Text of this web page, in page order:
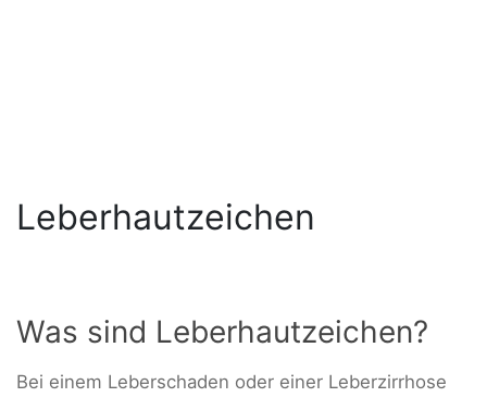
Leberhautzeichen
Was sind Leberhautzeichen?
Bei einem Leberschaden oder einer Leberzirrhose